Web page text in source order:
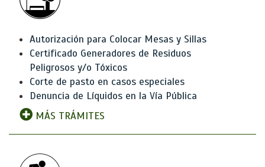
Autorización para Colocar Mesas y Sillas
Certificado Generadores de Residuos
Peligrosos y/o Tóxicos
Corte de pasto en casos especiales
Denuncia de Líquidos en la Vía Pública
MÁS TRÁMITES